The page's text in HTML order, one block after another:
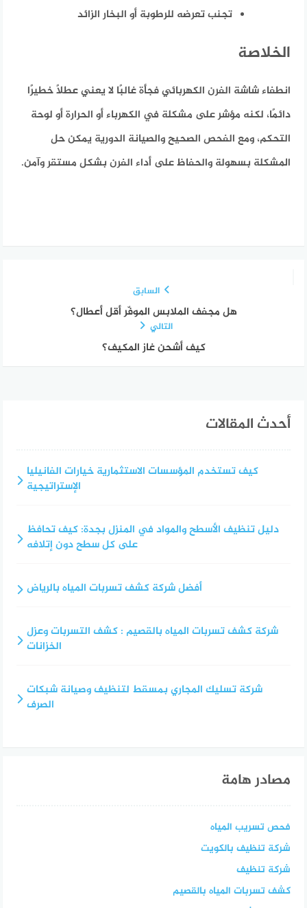
تجنب تعرضه للرطوبة أو البخار الزائد
الخلاصة
انطفاء شاشة الفرن الكهربائي فجأة غالبًا لا يعني عطلًا خطيرًا
دائمًا، لكنه مؤشر على مشكلة في الكهرباء أو الحرارة أو لوحة
التحكم، ومع الفحص الصحيح والصيانة الدورية يمكن حل
المشكلة بسهولة والحفاظ على أداء الفرن بشكل مستقر وآمن.
السابق
هل مجفف الملابس الموفّر أقل أعطال؟
التالي
كيف أشحن غاز المكيف؟
أحدث المقالات
كيف تستخدم المؤسسات الاستثمارية خيارات الفانيليا
الإستراتيجية
دليل تنظيف الأسطح والمواد في المنزل بجدة: كيف تحافظ
على كل سطح دون إتلافه
أفضل شركة كشف تسربات المياه بالرياض
شركة كشف تسربات المياه بالقصيم : كشف التسربات وعزل
الخزانات
شركة تسليك المجاري بمسقط لتنظيف وصيانة شبكات
الصرف
مصادر هامة
فحص تسريب المياه
شركة تنظيف بالكويت
شركة تنظيف
كشف تسربات المياه بالقصيم